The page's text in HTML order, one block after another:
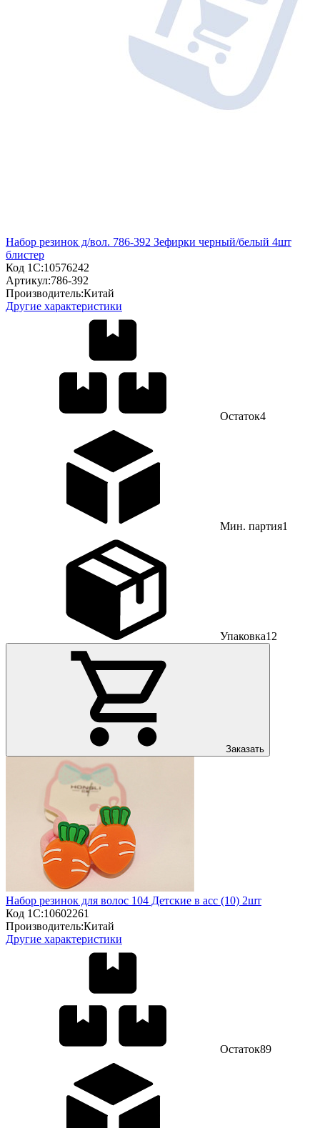
Набор резинок д/вол. 786-392 Зефирки черный/белый 4шт
блистер
Код 1С:10576242
Артикул:786-392
Производитель:Китай
Другие характеристики
Остаток4
Мин. партия1
Упаковка12
Заказать
Набор резинок для волос 104 Детские в асс (10) 2шт
Код 1С:10602261
Производитель:Китай
Другие характеристики
Остаток89